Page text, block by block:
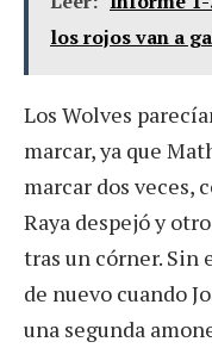
los rojos van a
Los Wolves
marcar, ya que
marcar dos veces,
Raya despejó y
tras un córner. Sin
de nuevo cuando
una segunda